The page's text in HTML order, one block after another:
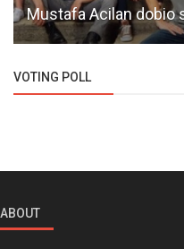
Mustafa Acilan dobio
VOTING POLL
ABOUT